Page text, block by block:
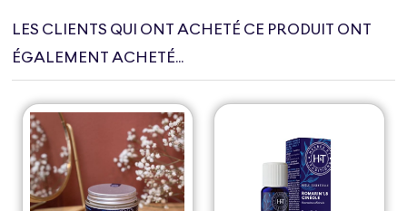
LES CLIENTS QUI ONT ACHETÉ CE PRODUIT ONT
ÉGALEMENT ACHETÉ...